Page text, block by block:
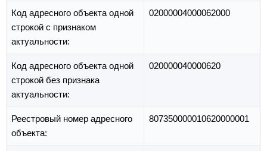
Код адресного объекта одной
строкой с признаком
актуальности:
02000004000062000
Код адресного объекта одной
строкой без признака
актуальности:
020000040000620
Реестровый номер адресного
объекта:
807350000010620000001